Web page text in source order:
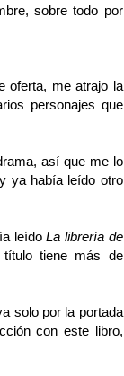
sobre todo por
oferta, me atrajo la
personajes que
así que me lo
ya había leído otro
leídoLa librería de
título tiene más de
solo por la portada
con este libro,